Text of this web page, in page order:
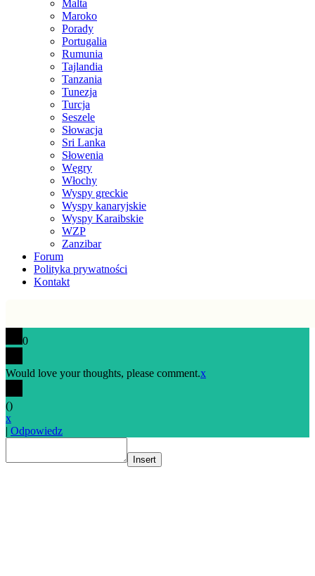
Malta
Maroko
Porady
Portugalia
Rumunia
Tajlandia
Tanzania
Tunezja
Turcja
Seszele
Słowacja
Sri Lanka
Słowenia
Węgry
Włochy
Wyspy greckie
Wyspy kanaryjskie
Wyspy Karaibskie
WZP
Zanzibar
Forum
Polityka prywatności
Kontakt
0
Would love your thoughts, please comment.x
()
x
| Odpowiedz
Insert